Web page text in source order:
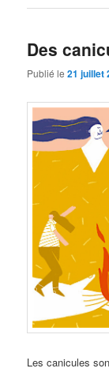
Des
Publié le21 juillet
Les canicules